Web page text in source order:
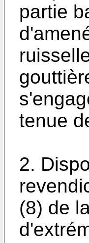
partie
tenue
2.
(8) de